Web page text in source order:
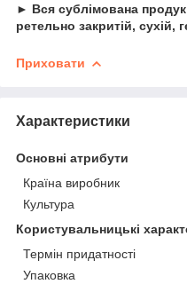
► Вся сублімована
ретельно закритій, сухій,
Приховати
Характеристики
Основні атрибути
Країна виробник
Культура
Користувальницькі
Термін придатності
Упаковка